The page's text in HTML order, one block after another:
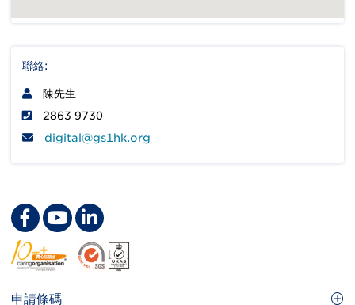
聯絡:
陳先生
2863 9730
digital@gs1hk.org
申請條碼